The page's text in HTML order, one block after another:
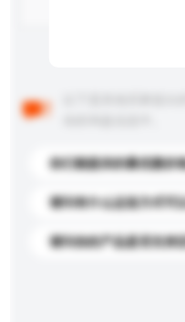
你们能提供的最优惠价
请问有什么运送方式可
请问你的产品是否支持